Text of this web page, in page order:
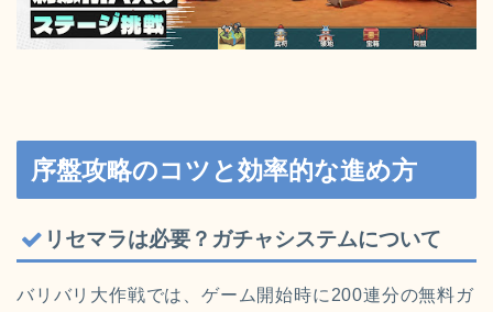
序盤攻略のコツと効率的な進め方
リセマラは必要？ガチャシステムについて
バリバリ大作戦では、ゲーム開始時に200連分の無料ガ